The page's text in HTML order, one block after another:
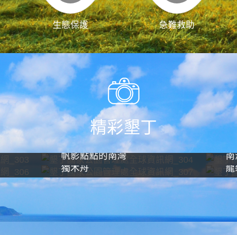
生態保護 急難救助
精彩墾丁
帆影點點的南灣
南
獨木舟 龍